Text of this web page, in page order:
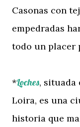
Casonas con
empedradas
todo un placer
*Loches, situada
Loira, es una
historia que